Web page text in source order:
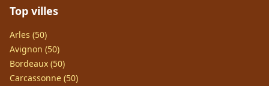
Top villes
Arles (50)
Avignon (50)
Bordeaux (50)
Carcassonne (50)